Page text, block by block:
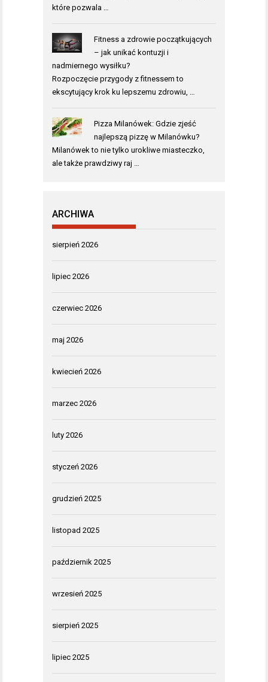
które pozwala …
Fitness a zdrowie początkujących
– jak unikać kontuzji i
nadmiernego wysiłku?
Rozpoczęcie przygody z fitnessem to
ekscytujący krok ku lepszemu zdrowiu, …
Pizza Milanówek: Gdzie zjeść
najlepszą pizzę w Milanówku?
Milanówek to nie tylko urokliwe miasteczko,
ale także prawdziwy raj …
ARCHIWA
sierpień 2026
lipiec 2026
czerwiec 2026
maj 2026
kwiecień 2026
marzec 2026
luty 2026
styczeń 2026
grudzień 2025
listopad 2025
październik 2025
wrzesień 2025
sierpień 2025
lipiec 2025